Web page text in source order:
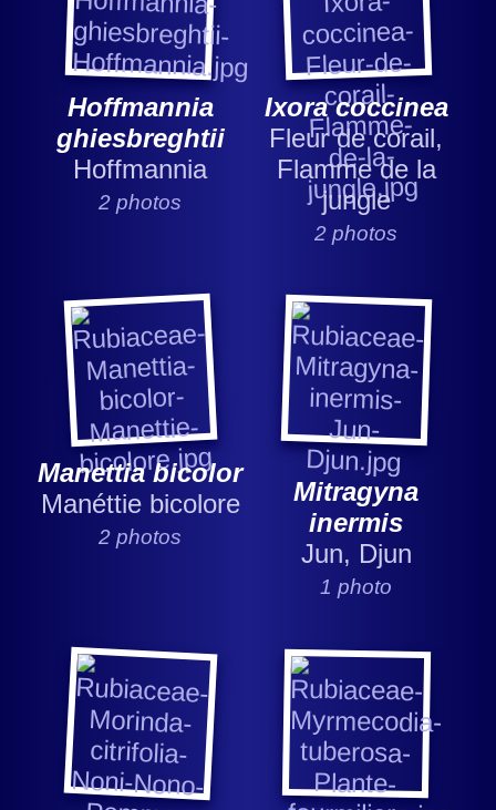
Hoffmannia
ghiesbreghtii
Hoffmannia
2 photos
Ixora coccinea
Fleur de corail,
Flamme de la
jungle
2 photos
Manettia bicolor
Manéttie bicolore
2 photos
Mitragyna
inermis
Jun, Djun
1 photo